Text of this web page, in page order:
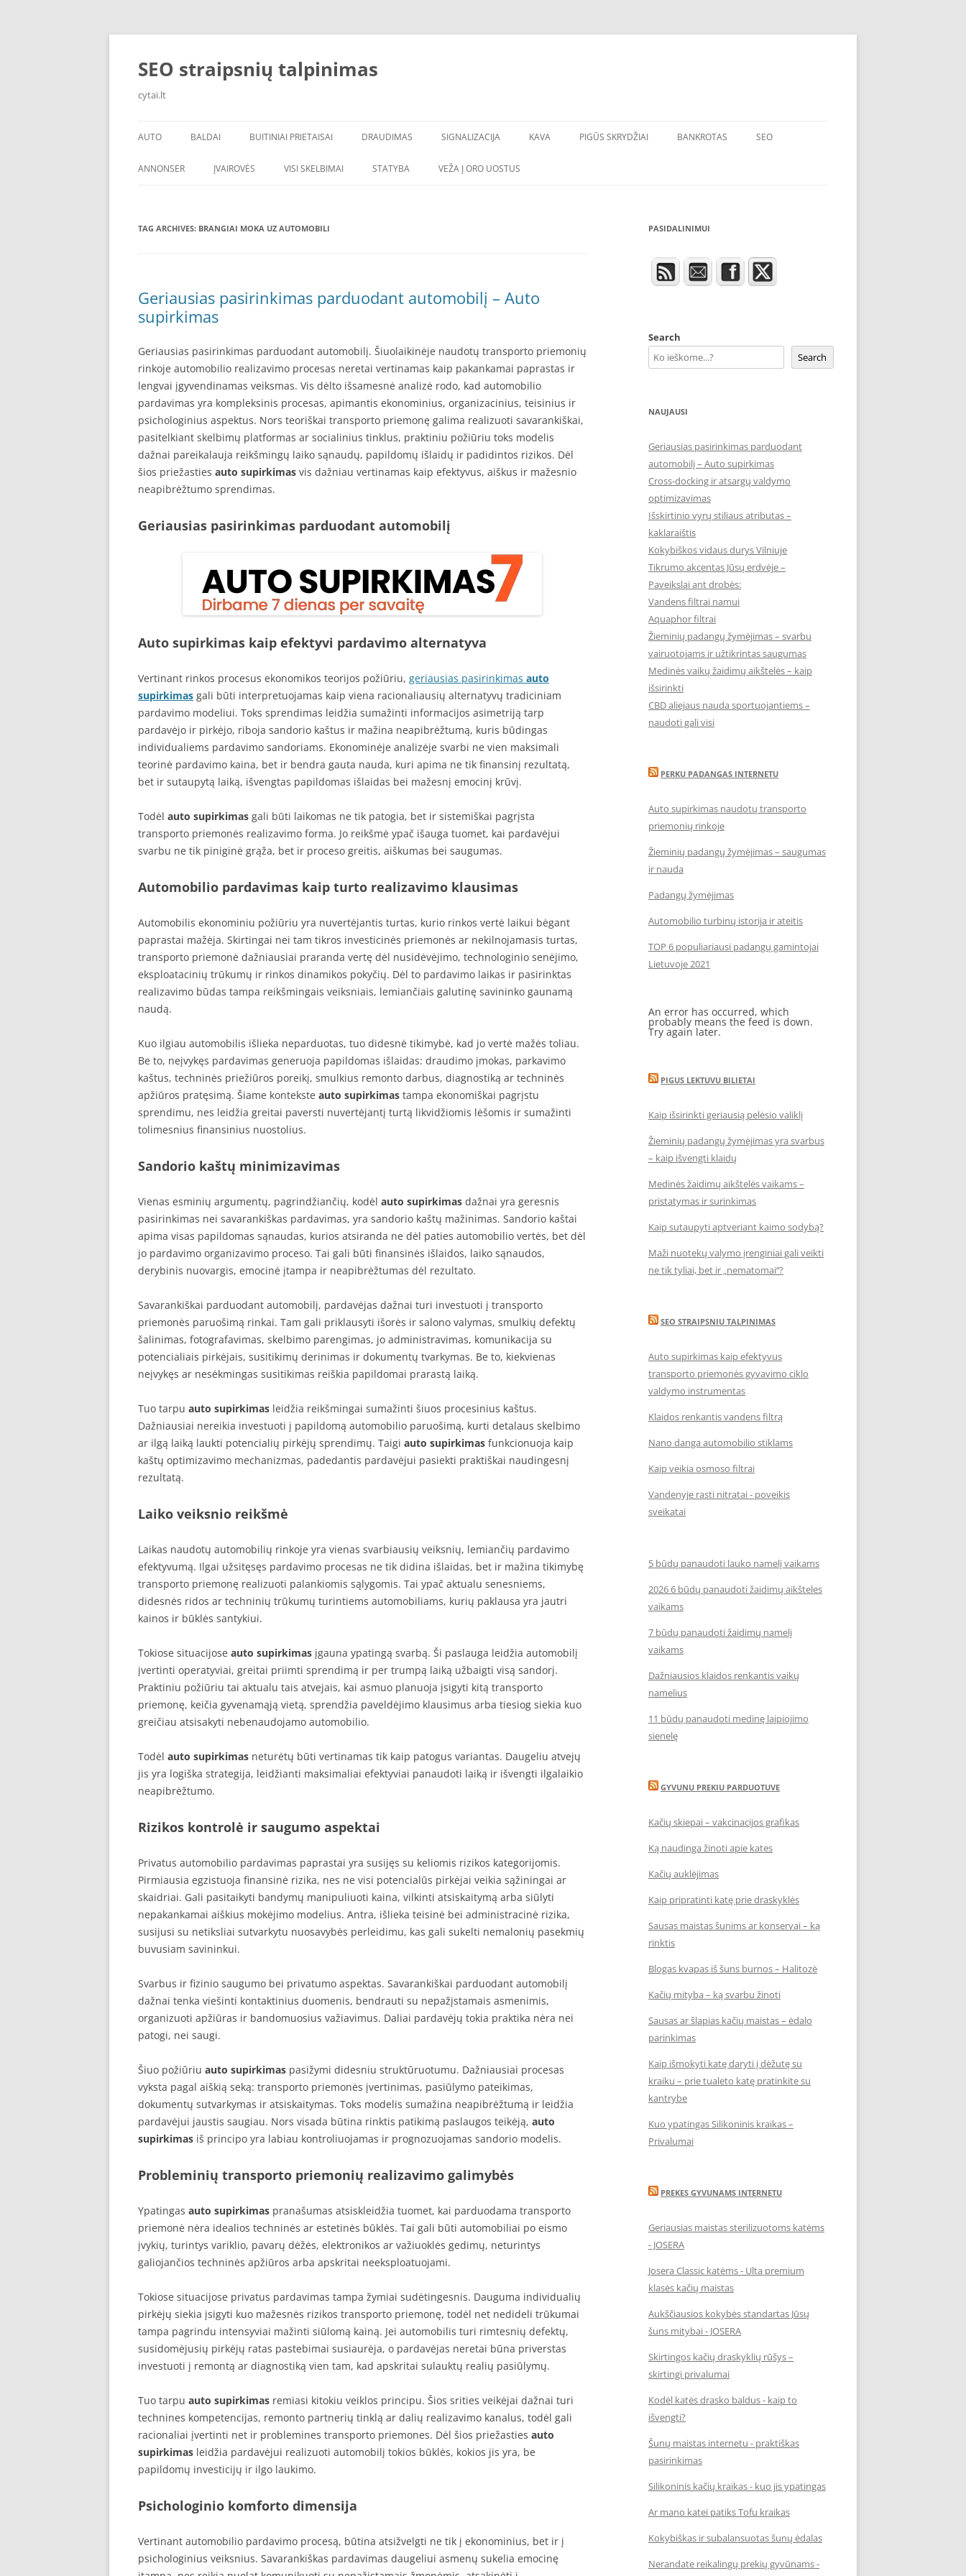
Skip
SEO straipsnių talpinimas
cytai.lt
AUTO
PADANGOS
BALDAI BUITINIAI PRIETAISAI DRAUDIMAS SIGNALIZACIJA KAVA PIGŪS SKRYDŽIAI BANKROTAS SEO
ANNONSER ĮVAIROVĖS VISI SKELBIMAI STATYBA VEŽA Į ORO UOSTUS
TAG ARCHIVES: BRANGIAI MOKA UZ AUTOMOBILI
Geriausias pasirinkimas parduodant automobilį – Auto
supirkimas
Geriausias pasirinkimas parduodant automobilį. Šiuolaikinėje naudotų transporto priemonių
rinkoje automobilio realizavimo procesas neretai vertinamas kaip pakankamai paprastas ir
lengvai įgyvendinamas veiksmas. Vis dėlto išsamesnė analizė rodo, kad automobilio
pardavimas yra kompleksinis procesas, apimantis ekonominius, organizacinius, teisinius ir
psichologinius aspektus. Nors teoriškai transporto priemonę galima realizuoti savarankiškai,
pasitelkiant skelbimų platformas ar socialinius tinklus, praktiniu požiūriu toks modelis
dažnai pareikalauja reikšmingų laiko sąnaudų, papildomų išlaidų ir padidintos rizikos. Dėl
šios priežasties auto supirkimas vis dažniau vertinamas kaip efektyvus, aiškus ir mažesnio
neapibrėžtumo sprendimas.
Geriausias pasirinkimas parduodant automobilį
Auto supirkimas kaip efektyvi pardavimo alternatyva
Vertinant rinkos procesus ekonomikos teorijos požiūriu, geriausias pasirinkimas auto
supirkimas gali būti interpretuojamas kaip viena racionaliausių alternatyvų tradiciniam
pardavimo modeliui. Toks sprendimas leidžia sumažinti informacijos asimetriją tarp
pardavėjo ir pirkėjo, riboja sandorio kaštus ir mažina neapibrėžtumą, kuris būdingas
individualiems pardavimo sandoriams. Ekonominėje analizėje svarbi ne vien maksimali
teorinė pardavimo kaina, bet ir bendra gauta nauda, kuri apima ne tik finansinį rezultatą,
bet ir sutaupytą laiką, išvengtas papildomas išlaidas bei mažesnį emocinį krūvį.
Todėl auto supirkimas gali būti laikomas ne tik patogia, bet ir sistemiškai pagrįsta
transporto priemonės realizavimo forma. Jo reikšmė ypač išauga tuomet, kai pardavėjui
svarbu ne tik piniginė grąža, bet ir proceso greitis, aiškumas bei saugumas.
Automobilio pardavimas kaip turto realizavimo klausimas
Automobilis ekonominiu požiūriu yra nuvertėjantis turtas, kurio rinkos vertė laikui bėgant
paprastai mažėja. Skirtingai nei tam tikros investicinės priemonės ar nekilnojamasis turtas,
transporto priemonė dažniausiai praranda vertę dėl nusidėvėjimo, technologinio senėjimo,
eksploatacinių trūkumų ir rinkos dinamikos pokyčių. Dėl to pardavimo laikas ir pasirinktas
realizavimo būdas tampa reikšmingais veiksniais, lemiančiais galutinę savininko gaunamą
naudą.
Kuo ilgiau automobilis išlieka neparduotas, tuo didesnė tikimybė, kad jo vertė mažės toliau.
Be to, neįvykęs pardavimas generuoja papildomas išlaidas: draudimo įmokas, parkavimo
kaštus, techninės priežiūros poreikį, smulkius remonto darbus, diagnostiką ar techninės
apžiūros pratęsimą. Šiame kontekste auto supirkimas tampa ekonomiškai pagrįstu
sprendimu, nes leidžia greitai paversti nuvertėjantį turtą likvidžiomis lėšomis ir sumažinti
tolimesnius finansinius nuostolius.
Sandorio kaštų minimizavimas
Vienas esminių argumentų, pagrindžiančių, kodėl auto supirkimas dažnai yra geresnis
pasirinkimas nei savarankiškas pardavimas, yra sandorio kaštų mažinimas. Sandorio kaštai
apima visas papildomas sąnaudas, kurios atsiranda ne dėl paties automobilio vertės, bet dėl
jo pardavimo organizavimo proceso. Tai gali būti finansinės išlaidos, laiko sąnaudos,
derybinis nuovargis, emocinė įtampa ir neapibrėžtumas dėl rezultato.
Savarankiškai parduodant automobilį, pardavėjas dažnai turi investuoti į transporto
priemonės paruošimą rinkai. Tam gali priklausyti išorės ir salono valymas, smulkių defektų
šalinimas, fotografavimas, skelbimo parengimas, jo administravimas, komunikacija su
potencialiais pirkėjais, susitikimų derinimas ir dokumentų tvarkymas. Be to, kiekvienas
neįvykęs ar nesėkmingas susitikimas reiškia papildomai prarastą laiką.
Tuo tarpu auto supirkimas leidžia reikšmingai sumažinti šiuos procesinius kaštus.
Dažniausiai nereikia investuoti į papildomą automobilio paruošimą, kurti detalaus skelbimo
ar ilgą laiką laukti potencialių pirkėjų sprendimų. Taigi auto supirkimas funkcionuoja kaip
kaštų optimizavimo mechanizmas, padedantis pardavėjui pasiekti praktiškai naudingesnį
rezultatą.
Laiko veiksnio reikšmė
Laikas naudotų automobilių rinkoje yra vienas svarbiausių veiksnių, lemiančių pardavimo
efektyvumą. Ilgai užsitęsęs pardavimo procesas ne tik didina išlaidas, bet ir mažina tikimybę
transporto priemonę realizuoti palankiomis sąlygomis. Tai ypač aktualu senesniems,
didesnės ridos ar techninių trūkumų turintiems automobiliams, kurių paklausa yra jautri
kainos ir būklės santykiui.
Tokiose situacijose auto supirkimas įgauna ypatingą svarbą. Ši paslauga leidžia automobilį
įvertinti operatyviai, greitai priimti sprendimą ir per trumpą laiką užbaigti visą sandorį.
Praktiniu požiūriu tai aktualu tais atvejais, kai asmuo planuoja įsigyti kitą transporto
priemonę, keičia gyvenamąją vietą, sprendžia paveldėjimo klausimus arba tiesiog siekia kuo
greičiau atsisakyti nebenaudojamo automobilio.
Todėl auto supirkimas neturėtų būti vertinamas tik kaip patogus variantas. Daugeliu atvejų
jis yra logiška strategija, leidžianti maksimaliai efektyviai panaudoti laiką ir išvengti ilgalaikio
neapibrėžtumo.
Rizikos kontrolė ir saugumo aspektai
Privatus automobilio pardavimas paprastai yra susijęs su keliomis rizikos kategorijomis.
Pirmiausia egzistuoja finansinė rizika, nes ne visi potencialūs pirkėjai veikia sąžiningai ar
skaidriai. Gali pasitaikyti bandymų manipuliuoti kaina, vilkinti atsiskaitymą arba siūlyti
nepakankamai aiškius mokėjimo modelius. Antra, išlieka teisinė bei administracinė rizika,
susijusi su netiksliai sutvarkytu nuosavybės perleidimu, kas gali sukelti nemalonių pasekmių
buvusiam savininkui.
Svarbus ir fizinio saugumo bei privatumo aspektas. Savarankiškai parduodant automobilį
dažnai tenka viešinti kontaktinius duomenis, bendrauti su nepažįstamais asmenimis,
organizuoti apžiūras ir bandomuosius važiavimus. Daliai pardavėjų tokia praktika nėra nei
patogi, nei saugi.
Šiuo požiūriu auto supirkimas pasižymi didesniu struktūruotumu. Dažniausiai procesas
vyksta pagal aiškią seką: transporto priemonės įvertinimas, pasiūlymo pateikimas,
dokumentų sutvarkymas ir atsiskaitymas. Toks modelis sumažina neapibrėžtumą ir leidžia
pardavėjui jaustis saugiau. Nors visada būtina rinktis patikimą paslaugos teikėją, auto
supirkimas iš principo yra labiau kontroliuojamas ir prognozuojamas sandorio modelis.
Probleminių transporto priemonių realizavimo galimybės
Ypatingas auto supirkimas pranašumas atsiskleidžia tuomet, kai parduodama transporto
priemonė nėra idealios techninės ar estetinės būklės. Tai gali būti automobiliai po eismo
įvykių, turintys variklio, pavarų dėžės, elektronikos ar važiuoklės gedimų, neturintys
galiojančios techninės apžiūros arba apskritai neeksploatuojami.
Tokiose situacijose privatus pardavimas tampa žymiai sudėtingesnis. Dauguma individualių
pirkėjų siekia įsigyti kuo mažesnės rizikos transporto priemonę, todėl net nedideli trūkumai
tampa pagrindu intensyviai mažinti siūlomą kainą. Jei automobilis turi rimtesnių defektų,
susidomėjusių pirkėjų ratas pastebimai susiaurėja, o pardavėjas neretai būna priverstas
investuoti į remontą ar diagnostiką vien tam, kad apskritai sulauktų realių pasiūlymų.
Tuo tarpu auto supirkimas remiasi kitokiu veiklos principu. Šios srities veikėjai dažnai turi
technines kompetencijas, remonto partnerių tinklą ar dalių realizavimo kanalus, todėl gali
racionaliai įvertinti net ir problemines transporto priemones. Dėl šios priežasties auto
supirkimas leidžia pardavėjui realizuoti automobilį tokios būklės, kokios jis yra, be
papildomų investicijų ir ilgo laukimo.
Psichologinio komforto dimensija
Vertinant automobilio pardavimo procesą, būtina atsižvelgti ne tik į ekonominius, bet ir į
psichologinius veiksnius. Savarankiškas pardavimas daugeliui asmenų sukelia emocinę
PASIDALINIMUI
Search
Search
NAUJAUSI
Geriausias pasirinkimas parduodant
automobilį – Auto supirkimas
Cross-docking ir atsargų valdymo
optimizavimas
Išskirtinio vyrų stiliaus atributas –
kaklaraištis
Kokybiškos vidaus durys Vilniuje
Tikrumo akcentas Jūsų erdvėje –
Paveikslai ant drobės:
Vandens filtrai namui
Aquaphor filtrai
Žieminių padangų žymėjimas – svarbu
vairuotojams ir užtikrintas saugumas
Medinės vaikų žaidimų aikštelės – kaip
išsirinkti
CBD aliejaus nauda sportuojantiems –
naudoti gali visi
PERKU PADANGAS INTERNETU
Auto supirkimas naudotų transporto
priemonių rinkoje
Žieminių padangų žymėjimas – saugumas
ir nauda
Padangų žymėjimas
Automobilio turbinų istorija ir ateitis
TOP 6 populiariausi padangų gamintojai
Lietuvoje 2021
An error has occurred, which
probably means the feed is down.
Try again later.
PIGUS LEKTUVU BILIETAI
Kaip išsirinkti geriausią pelėsio valiklį
Žieminių padangų žymėjimas yra svarbus
– kaip išvengti klaidų
Medinės žaidimų aikštelės vaikams –
pristatymas ir surinkimas
Kaip sutaupyti aptveriant kaimo sodybą?
Maži nuotekų valymo įrenginiai gali veikti
ne tik tyliai, bet ir „nematomai‘‘?
SEO STRAIPSNIU TALPINIMAS
Auto supirkimas kaip efektyvus
transporto priemonės gyvavimo ciklo
valdymo instrumentas
Klaidos renkantis vandens filtrą
Nano danga automobilio stiklams
Kaip veikia osmoso filtrai
Vandenyje rasti nitratai - poveikis
sveikatai
5 būdų panaudoti lauko namelį vaikams
2026 6 būdų panaudoti žaidimų aikšteles
vaikams
7 būdų panaudoti žaidimų namelį
vaikams
Dažniausios klaidos renkantis vaikų
namelius
11 būdų panaudoti medinę laipiojimo
sienelę
GYVUNU PREKIU PARDUOTUVE
Kačių skiepai – vakcinacijos grafikas
Ką naudinga žinoti apie kates
Kačių auklėjimas
Kaip pripratinti katę prie draskyklės
Sausas maistas šunims ar konservai – ką
rinktis
Blogas kvapas iš šuns burnos – Halitozė
Kačių mityba – ką svarbu žinoti
Sausas ar šlapias kačių maistas – ėdalo
parinkimas
Kaip išmokyti katę daryti į dėžutę su
kraiku – prie tualeto katę pratinkite su
kantrybe
Kuo ypatingas Silikoninis kraikas –
Privalumai
PREKES GYVUNAMS INTERNETU
Geriausias maistas sterilizuotoms katėms
- JOSERA
Josera Classic katėms - Ulta premium
klasės kačių maistas
Aukščiausios kokybės standartas Jūsų
šuns mitybai - JOSERA
Skirtingos kačių draskyklių rūšys –
skirtingi privalumai
Kodėl katės drasko baldus - kaip to
išvengti?
Šunų maistas internetu - praktiškas
pasirinkimas
Silikoninis kačių kraikas - kuo jis ypatingas
Ar mano katei patiks Tofu kraikas
Kokybiškas ir subalansuotas šunų ėdalas
Nerandate reikalingų prekių gyvūnams -